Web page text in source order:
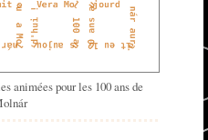
animées pour les 100 ans de